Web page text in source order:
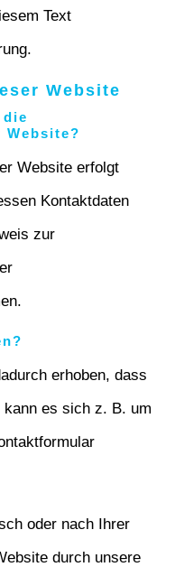
Text
Website
Website?
Website erfolgt
Kontaktdaten
zur
erhoben, dass
es sich z. B. um
oder nach Ihrer
durch unsere